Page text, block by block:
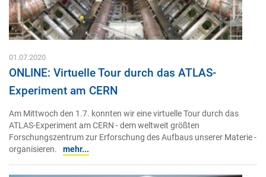
01.07.2020
ONLINE: Virtuelle Tour durch das ATLAS-
Experiment am CERN
Am Mittwoch den 1.7. konnten wir eine virtuelle Tour durch das
ATLAS-Experiment am CERN - dem weltweit größten
Forschungszentrum zur Erforschung des Aufbaus unserer Materie -
organisieren.
mehr...